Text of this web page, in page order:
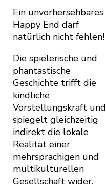
Ein unvorhersehbares
Happy End darf
natürlich nicht fehlen!
Die spielerische und
phantastische
Geschichte trifft die
kindliche
Vorstellungskraft und
spiegelt gleichzeitig
indirekt die lokale
Realität einer
mehrsprachigen und
multikulturellen
Gesellschaft wider.